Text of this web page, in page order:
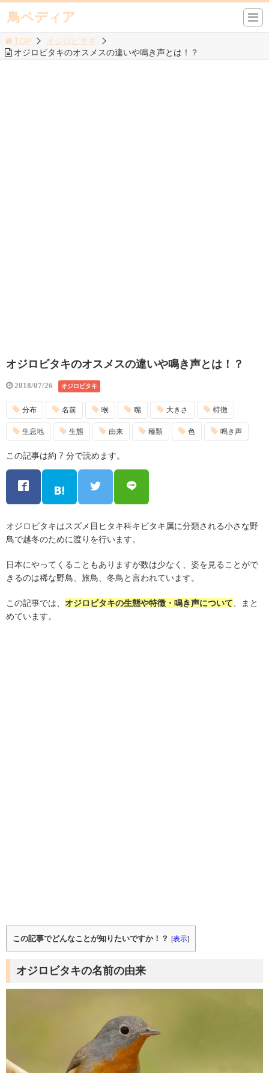
鳥ペディア
TOP
オジロビタキ
オジロビタキのオスメスの違いや鳴き声とは！？
オジロビタキのオスメスの違いや鳴き声とは！？
2018/07/26 オジロビタキ
分布 名前 喉 嘴 大きさ 特徴
生息地 生態 由来 種類 色 鳴き声
この記事は約 7 分で読めます。
オジロビタキはスズメ目ヒタキ科キビタキ属に分類される小さな野
鳥で越冬のために渡りを行います。
日本にやってくることもありますが数は少なく、姿を見ることがで
きるのは稀な野鳥、旅鳥、冬鳥と言われています。
この記事では、 オジロビタキの生態や特徴・鳴き声について 、まと
めています。
この記事でどんなことが知りたいですか！？ [表示]
オジロビタキの名前の由来